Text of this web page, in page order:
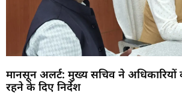
मानसून अलर्ट: मुख्य सचिव ने अधिकारियों
रहने के दिए निर्देश